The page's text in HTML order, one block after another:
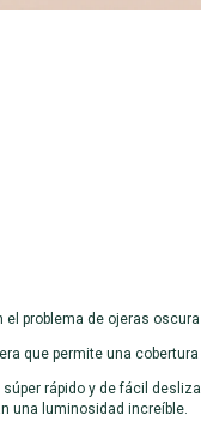
problema de ojeras
que permite una
rápido y de fácil
una luminosidad increíble.